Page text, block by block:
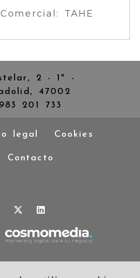
TAHE
2 - 1º -
47002
983 201 733
legal Cookies
Contacto